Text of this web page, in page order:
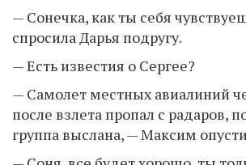
— Сонечка, как ты себя
спросила Дарья подругу.
— Есть известия о Сергее?
— Самолет местных авиалиний
после взлета пропал с радаров,
группа выслана, — Максим